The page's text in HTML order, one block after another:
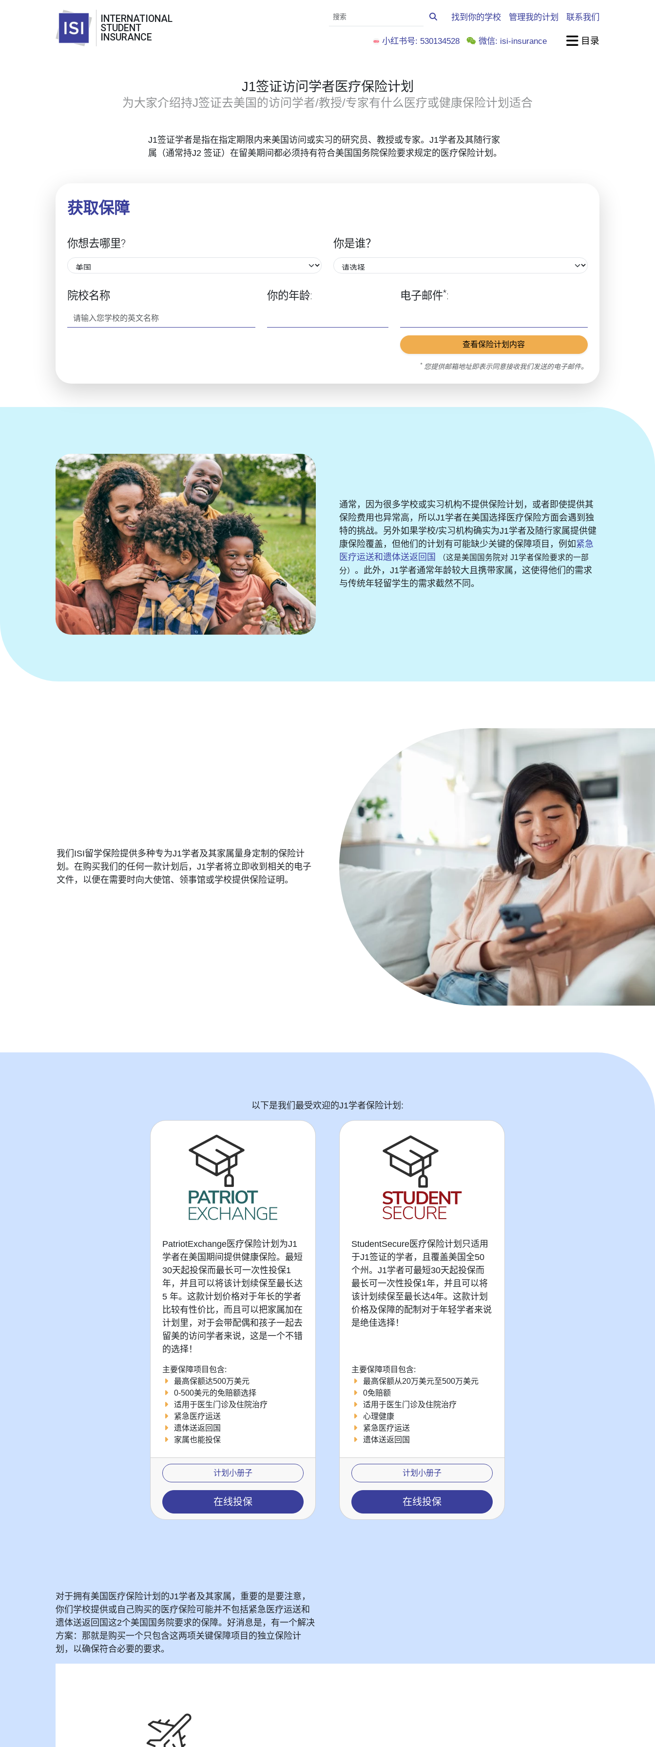
INTERNATIONAL
STUDENT
INSURANCE
找到你的学校 管理我的计划 联系我们
小红书号: 530134528 微信: isi-insurance 目录
J1签证访问学者医疗保险计划
为大家介绍持J签证去美国的访问学者/教授/专家有什么医疗或健康保险计划适合
J1签证学者是指在指定期限内来美国访问或实习的研究员、教授或专家。J1学者及其随行家
属（通常持J2 签证）在留美期间都必须持有符合美国国务院保险要求规定的医疗保险计划。
获取保障
你想去哪里? 你是谁？
院校名称 你的年龄: 电子邮件*:
查看保险计划内容
* 您提供邮箱地址即表示同意接收我们发送的电子邮件。
通常，因为很多学校或实习机构不提供保险计划，或者即使提供其
保险费用也异常高，所以J1学者在美国选择医疗保险方面会遇到独
特的挑战。另外如果学校/实习机构确实为J1学者及随行家属提供健
康保险覆盖，但他们的计划有可能缺少关键的保障项目，例如 紧急
医疗运送和遗体送返回国
（这是美国国务院对 J1学者保险要求的一部
分） 。此外，J1学者通常年龄较大且携带家属，这使得他们的需求
与传统年轻留学生的需求截然不同。
我们ISI留学保险提供多种专为J1学者及其家属量身定制的保险计
划。在购买我们的任何一款计划后，J1学者将立即收到相关的电子
文件，以便在需要时向大使馆、领事馆或学校提供保险证明。
以下是我们最受欢迎的J1学者保险计划:
PatriotExchange医疗保险计划为J1
学者在美国期间提供健康保险。最短
30天起投保而最长可一次性投保1
年，并且可以将该计划续保至最长达
5 年。这款计划价格对于年长的学者
比较有性价比，而且可以把家属加在
计划里，对于会带配偶和孩子一起去
留美的访问学者来说，这是一个不错
的选择！
主要保障项目包含:
最高保额达500万美元
0-500美元的免赔额选择
适用于医生门诊及住院治疗
紧急医疗运送
遗体送返回国
家属也能投保
计划小册子
在线投保
StudentSecure医疗保险计划只适用
于J1签证的学者，且覆盖美国全50
个州。J1学者可最短30天起投保而
最长可一次性投保1年，并且可以将
该计划续保至最长达4年。这款计划
价格及保障的配制对于年轻学者来说
是绝佳选择！
主要保障项目包含:
最高保额从20万美元至500万美元
0免赔额
适用于医生门诊及住院治疗
心理健康
紧急医疗运送
遗体送返回国
计划小册子
在线投保
对于拥有美国医疗保险计划的J1学者及其家属，重要的是要注意，
你们学校提供或自己购买的医疗保险可能并不包括紧急医疗运送和
遗体送返回国这2个美国国务院要求的保障。好消息是，有一个解决
方案：那就是购买一个只包含这两项关键保障项目的独立保险计
划，以确保符合必要的要求。